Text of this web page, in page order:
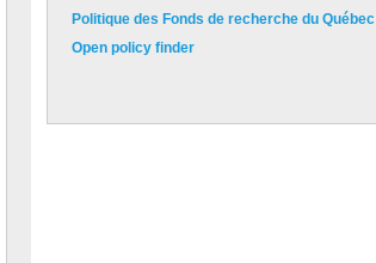
Politique des Fonds de recherche du Québec
Open policy finder